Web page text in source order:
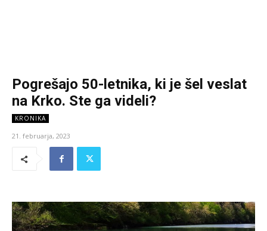
Pogrešajo 50-letnika, ki je šel veslat
na Krko. Ste ga videli?
KRONIKA
21. februarja, 2023